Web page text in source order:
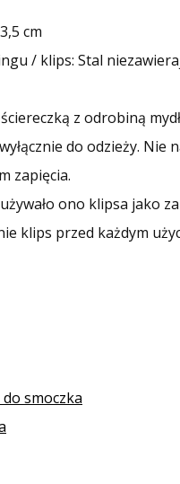
cm
/ klips: Stal
z odrobiną
do odzieży.
zapięcia.
ono klipsa
klips przed każdym
smoczka